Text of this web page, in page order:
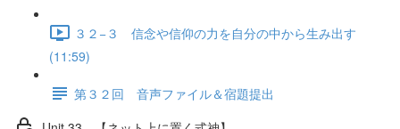
３２−３ 信念や信仰の力を自分の中から生み出す
(11:59)
第３２回 音声ファイル＆宿題提出